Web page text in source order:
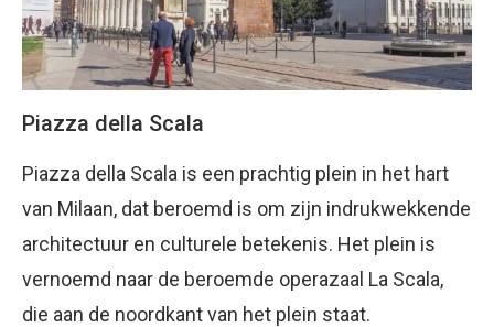
Piazza della Scala
Piazza della Scala is een prachtig plein in het hart
van Milaan, dat beroemd is om zijn indrukwekkende
architectuur en culturele betekenis. Het plein is
vernoemd naar de beroemde operazaal La Scala,
die aan de noordkant van het plein staat.